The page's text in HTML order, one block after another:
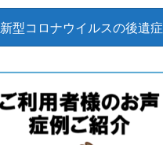
新型コロナウイルスの後遺症